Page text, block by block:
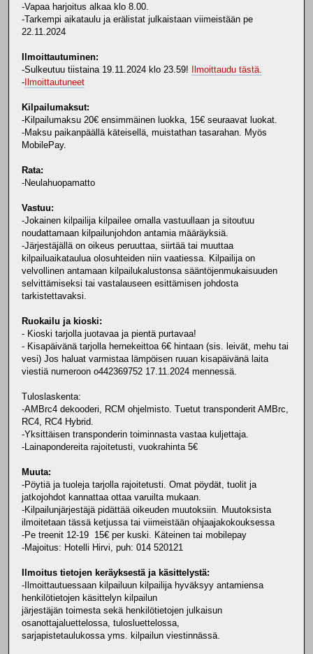
-Vapaa harjoitus alkaa klo 8.00.
-Tarkempi aikataulu ja erälistat julkaistaan viimeistään pe
22.11.2024
Ilmoittautuminen:
-Sulkeutuu tiistaina 19.11.2024 klo 23.59!
Ilmoittaudu tästä.
- Ilmoittautuneet
Kilpailumaksut:
-Kilpailumaksu 20€ ensimmäinen luokka, 15€ seuraavat luokat.
-Maksu paikanpäällä käteisellä, muistathan tasarahan. Myös
MobilePay.
Rata:
-Neulahuopamatto
Vastuu:
-Jokainen kilpailija kilpailee omalla vastuullaan ja sitoutuu
noudattamaan kilpailunjohdon antamia määräyksiä.
-Järjestäjällä on oikeus peruuttaa, siirtää tai muuttaa
kilpailuaikataulua olosuhteiden niin vaatiessa. Kilpailija on
velvollinen antamaan kilpailukalustonsa sääntöjenmukaisuuden
selvittämiseksi tai vastalauseen esittämisen johdosta
tarkistettavaksi.
Ruokailu ja kioski:
- Kioski tarjolla juotavaa ja pientä purtavaa!
- Kisapäivänä tarjolla hernekeittoa 6€ hintaan (sis. leivät, mehu tai
vesi) Jos haluat varmistaa lämpöisen ruuan kisapäivänä laita
viestiä numeroon o442369752 17.11.2024 mennessä.
Tuloslaskenta:
-AMBrc4 dekooderi, RCM ohjelmisto. Tuetut transponderit AMBrc,
RC4, RC4 Hybrid.
-Yksittäisen transponderin toiminnasta vastaa kuljettaja.
-Lainapondereita rajoitetusti, vuokrahinta 5€
Muuta:
-Pöytiä ja tuoleja tarjolla rajoitetusti. Omat pöydät, tuolit ja
jatkojohdot kannattaa ottaa varuilta mukaan.
-Kilpailunjärjestäjä pidättää oikeuden muutoksiin. Muutoksista
ilmoitetaan tässä ketjussa tai viimeistään ohjaajakokouksessa
-Pe treenit 12-19 15€ per kuski. Käteinen tai mobilepay
-Majoitus: Hotelli Hirvi, puh: 014 520121
Ilmoitus tietojen keräyksestä ja käsittelystä:
-Ilmoittautuessaan kilpailuun kilpailija hyväksyy antamiensa
henkilötietojen käsittelyn kilpailun
järjestäjän toimesta sekä henkilötietojen julkaisun
osanottajaluettelossa, tulosluettelossa,
sarjapistetaulukossa yms. kilpailun viestinnässä.